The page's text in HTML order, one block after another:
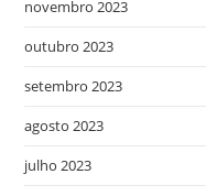
novembro 2023
outubro 2023
setembro 2023
agosto 2023
julho 2023